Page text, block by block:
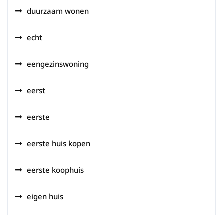
duurzaam wonen
echt
eengezinswoning
eerst
eerste
eerste huis kopen
eerste koophuis
eigen huis